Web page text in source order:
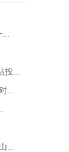
...
...
...